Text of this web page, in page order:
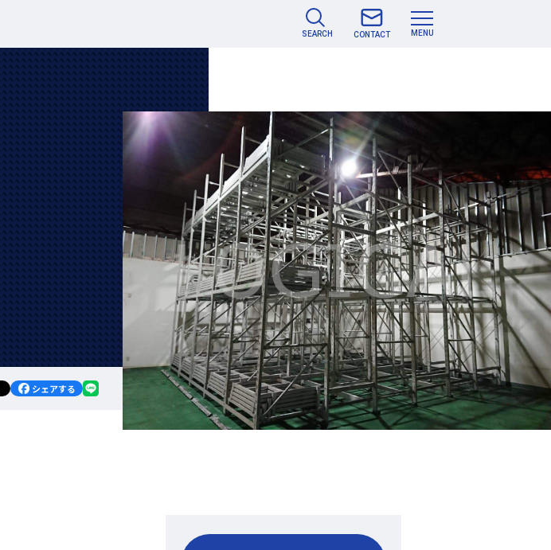
SEARCH CONTACT MENU
シェアする